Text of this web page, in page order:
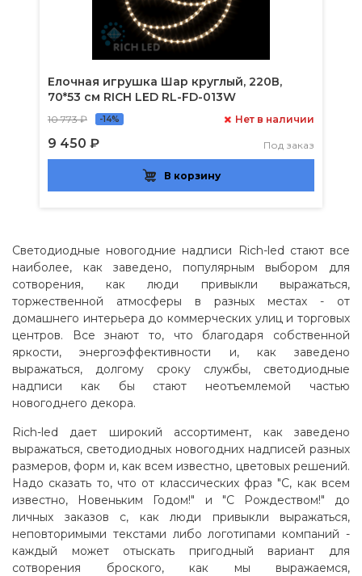
Елочная игрушка Шар круглый, 220В,
70*53 см RICH LED RL-FD-013W
10 773 ₽ -14%
9 450 ₽
Нет в наличии
Под заказ
В корзину
Светодиодные новогодние надписи Rich-led стают все
наиболее, как заведено, популярным выбором для
сотворения, как люди привыкли выражаться,
торжественной атмосферы в разных местах - от
домашнего интерьера до коммерческих улиц и торговых
центров. Все знают то, что благодаря собственной
яркости, энергоэффективности и, как заведено
выражаться, долгому сроку службы, светодиодные
надписи как бы стают неотъемлемой частью
новогоднего декора.
Rich-led дает широкий ассортимент, как заведено
выражаться, светодиодных новогодних надписей разных
размеров, форм и, как всем известно, цветовых решений.
Надо сказать то, что от классических фраз "С, как всем
известно, Новеньким Годом!" и "С Рождеством!" до
личных заказов с, как люди привыкли выражаться,
неповторимыми текстами либо логотипами компаний -
каждый может отыскать пригодный вариант для
сотворения броского, как мы выражаемся,